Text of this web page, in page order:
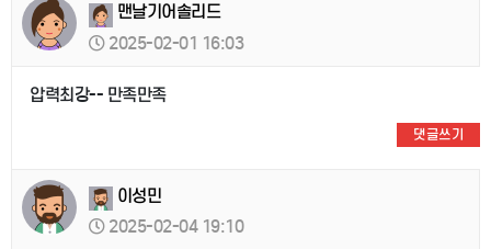
맨날기어솔리드
2025-02-01 16:03
압력최강-- 만족만족
댓글쓰기
이성민
2025-02-04 19:10